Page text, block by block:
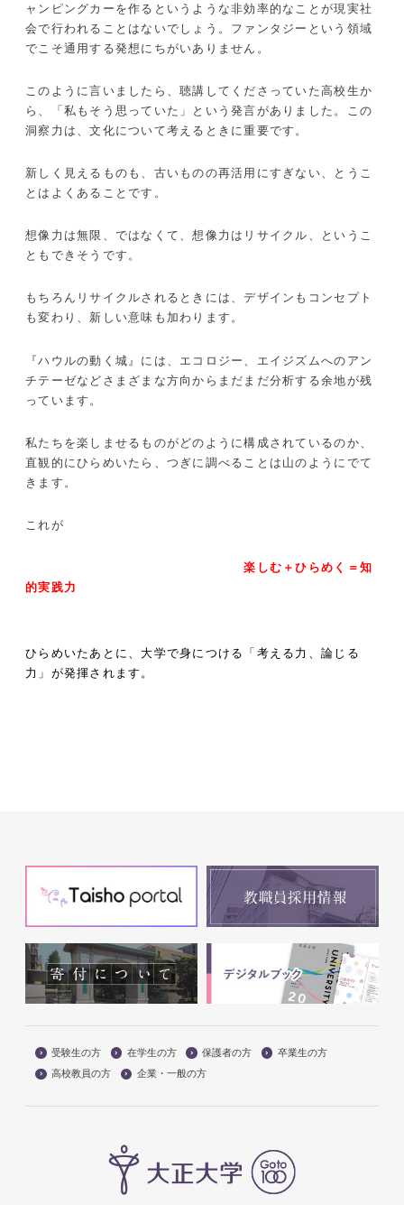
ャンピングカーを作るというような非効率的なことが現実社
会で行われることはないでしょう。ファンタジーという領域
でこそ通用する発想にちがいありません。
このように言いましたら、聴講してくださっていた高校生か
ら、「私もそう思っていた」という発言がありました。この
洞察力は、文化について考えるときに重要です。
新しく見えるものも、古いものの再活用にすぎない、とうこ
とはよくあることです。
想像力は無限、ではなくて、想像力はリサイクル、というこ
ともできそうです。
もちろんリサイクルされるときには、デザインもコンセプト
も変わり、新しい意味も加わります。
『ハウルの動く城』には、エコロジー、エイジズムへのアン
チテーゼなどさまざまな方向からまだまだ分析する余地が残
っています。
私たちを楽しませるものがどのように構成されているのか、
直観的にひらめいたら、つぎに調べることは山のようにでて
きます。
これが
楽しむ＋ひらめく＝知
的実践力
ひらめいたあとに、大学で身につける「考える力、論じる
力」が発揮されます。
受験生の方 在学生の方 保護者の方
卒業生の方
高校教員の方
企業・一般の方